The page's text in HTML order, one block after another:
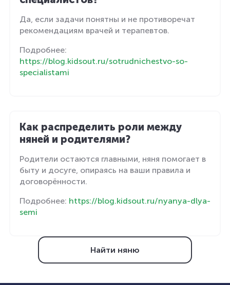
Да, если задачи понятны и не противоречат
рекомендациям врачей и терапевтов.
Подробнее:
https://blog.kidsout.ru/sotrudnichestvo-so-
specialistami
Как распределить роли между
няней и родителями?
Родители остаются главными, няня помогает в
быту и досуге, опираясь на ваши правила и
договорённости.
Подробнее: https://blog.kidsout.ru/nyanya-dlya-
semi
Найти няню